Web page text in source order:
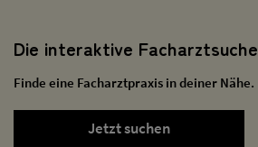
Die interaktive Facharztsuche
Finde eine Facharztpraxis in deiner Nähe.
Jetzt suchen